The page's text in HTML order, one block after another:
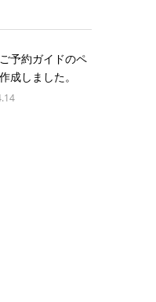
予約ガイドのペ
成しました。